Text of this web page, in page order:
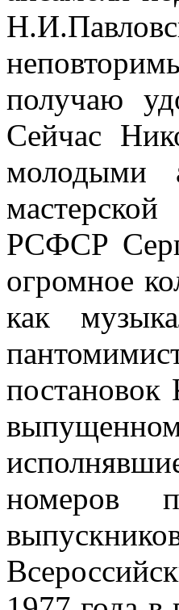
получаю
Сейчас
молодыми
РСФСР
огромное
как
постановок
номеров